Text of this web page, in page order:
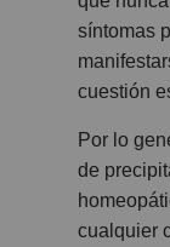
síntomas
cuestión
Por lo
de
cualquier